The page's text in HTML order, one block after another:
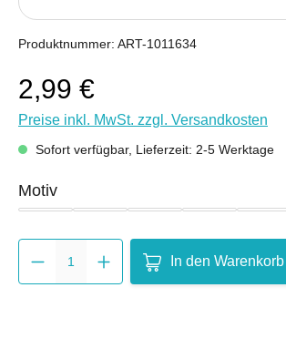
Produktnummer: ART-1011634
2,99 €
Preise inkl. MwSt. zzgl. Versandkosten
Sofort verfügbar, Lieferzeit: 2-5 Werktage
Motivauswählen
Produkt Anzahl:
In den Warenkorb